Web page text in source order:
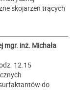
skojarzeń trących
mgr. inż. Michała
12.15
do